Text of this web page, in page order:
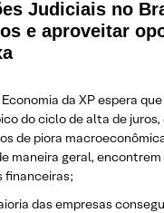
Judiciais no
e aproveitar
da XP espera
do ciclo de alta de
de piora
maneira geral, encontrem
financeiras;
das empresas